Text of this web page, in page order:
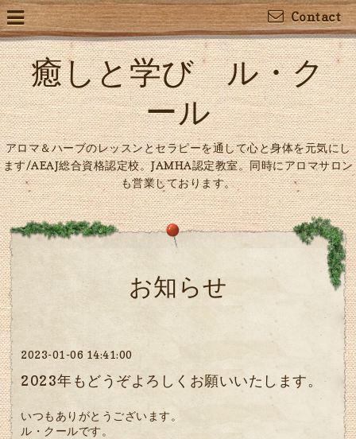
Contact
癒しと学び ル・ク
ール
アロマ＆ハーブのレッスンとセラピーを通して心と身体を元気にし
ます/AEAJ総合資格認定校。JAMHA認定教室。同時にアロマサロン
も営業しております。
お知らせ
2023-01-06 14:41:00
2023年もどうぞよろしくお願いいたします。
いつもありがとうございます。
ル・クールです。